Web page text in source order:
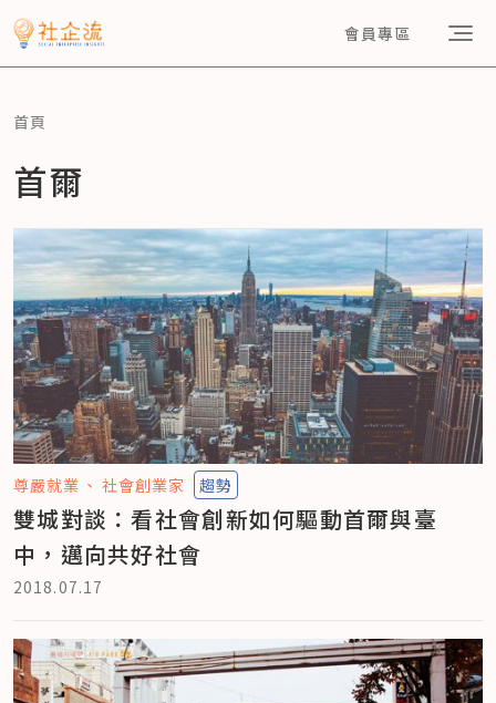
會員專區
首頁
首爾
尊嚴就業 社會創業家 趨勢
雙城對談：看社會創新如何驅動首爾與臺
中，邁向共好社會
2018.07.17